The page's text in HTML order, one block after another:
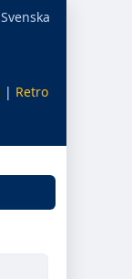
Svenska
| Retro